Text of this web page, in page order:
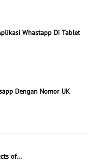
Whastapp Di Tablet
Dengan Nomor UK
of...